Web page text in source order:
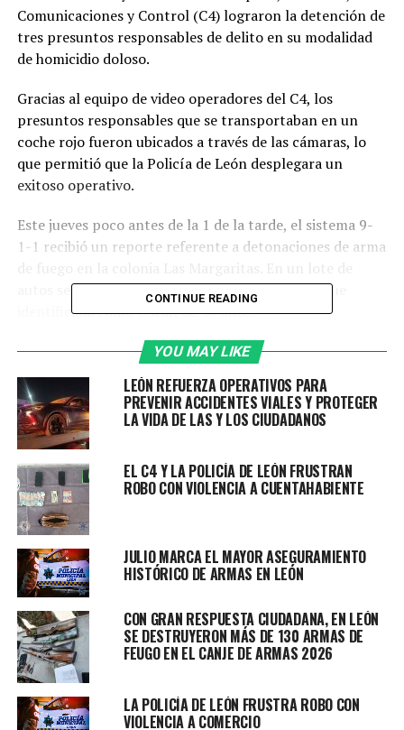
Comunicaciones y Control (C4) lograron la detención de
tres presuntos responsables de delito en su modalidad
de homicidio doloso.
Gracias al equipo de video operadores del C4, los
presuntos responsables que se transportaban en un
coche rojo fueron ubicados a través de las cámaras, lo
que permitió que la Policía de León desplegara un
exitoso operativo.
Este jueves poco antes de la 1 de la tarde, el sistema 9-
1-1 recibió un reporte referente a detonaciones de arma
autos se localizó a una persona sin vida, la cual fue
identificada como Óscar, de 40 años.
De acuerdo a testigos del hecho, varios hombres
ingresaron al negocio y dispararon en contra de la
víctima para después huir en un automóvil rojo con
características de un Tsuru.
El equipo de monitoristas del C4 observó un vehículo
similar sobre el bulevar Timoteo Lozano, por lo que le
dieron seguimiento y avisaron a las unidades de Policía
que ya desplegaban un operativo en la zona.
Policías de León se acercaron al Tsuru rojo parecido al
que utilizaron los presuntos responsables del homicidio
y pidieron a los tripulantes detener la marcha. Al ser
ignorados, iniciaron una persecución que concluyó en la
colonia Refugio de San José.
En la calle San José de Buenavista, tres hombres bajaron
del auto y trataron de huir corriendo pero fueron
CONTINUE READING
YOU MAY LIKE
LEÓN REFUERZA OPERATIVOS PARA
PREVENIR ACCIDENTES VIALES Y PROTEGER
LA VIDA DE LAS Y LOS CIUDADANOS
EL C4 Y LA POLICÍA DE LEÓN FRUSTRAN
ROBO CON VIOLENCIA A CUENTAHABIENTE
JULIO MARCA EL MAYOR ASEGURAMIENTO
HISTÓRICO DE ARMAS EN LEÓN
CON GRAN RESPUESTA CIUDADANA, EN LEÓN
SE DESTRUYERON MÁS DE 130 ARMAS DE
FEUGO EN EL CANJE DE ARMAS 2026
LA POLICÍA DE LEÓN FRUSTRA ROBO CON
VIOLENCIA A COMERCIO